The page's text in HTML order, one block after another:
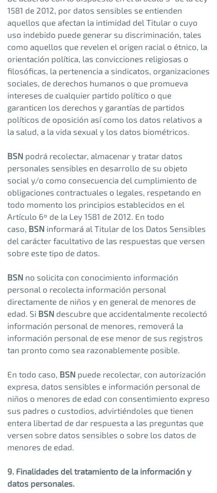
1581 de 2012, por datos sensibles se entienden
aquellos que afectan la intimidad del Titular o cuyo
uso indebido puede generar su discriminación, tales
como aquellos que revelen el origen racial o étnico, la
orientación política, las convicciones religiosas o
filosóficas, la pertenencia a sindicatos, organizaciones
sociales, de derechos humanos o que promueva
intereses de cualquier partido político o que
garanticen los derechos y garantías de partidos
políticos de oposición así como los datos relativos a
la salud, a la vida sexual y los datos biométricos.
BSN podrá recolectar, almacenar y tratar datos
personales sensibles en desarrollo de su objeto
social y/o como consecuencia del cumplimiento de
obligaciones contractuales o legales, respetando en
todo momento los principios establecidos en el
Artículo 6º de la Ley 1581 de 2012. En todo
caso, BSN informará al Titular de los Datos Sensibles
del carácter facultativo de las respuestas que versen
sobre este tipo de datos.
BSN no solicita con conocimiento información
personal o recolecta información personal
directamente de niños y en general de menores de
edad. Si BSN descubre que accidentalmente recolectó
información personal de menores, removerá la
información personal de ese menor de sus registros
tan pronto como sea razonablemente posible.
En todo caso, BSN puede recolectar, con autorización
expresa, datos sensibles e información personal de
niños o menores de edad con consentimiento expreso
sus padres o custodios, advirtiéndoles que tienen
entera libertad de dar respuesta a las preguntas que
versen sobre datos sensibles o sobre los datos de
menores de edad.
9. Finalidades del tratamiento de la información y
datos personales.